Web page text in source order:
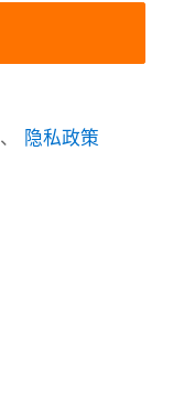
、 隐私政策